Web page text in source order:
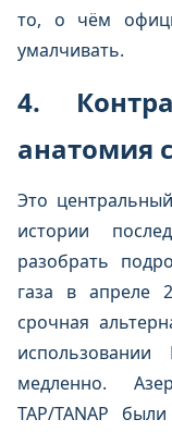
то, о чём
умалчивать.
4.
анатомия
Это
истории
разобрать
газа в апреле
срочная
медленно.
TAP/TANAP